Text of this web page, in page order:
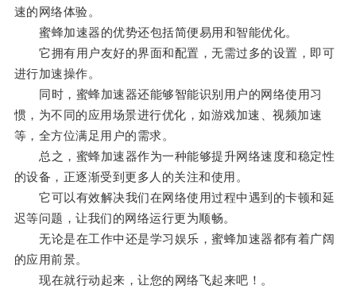
速的网络体验。
蜜蜂加速器的优势还包括简便易用和智能优化。
它拥有用户友好的界面和配置，无需过多的设置，即可
进行加速操作。
同时，蜜蜂加速器还能够智能识别用户的网络使用习
惯，为不同的应用场景进行优化，如游戏加速、视频加速
等，全方位满足用户的需求。
总之，蜜蜂加速器作为一种能够提升网络速度和稳定性
的设备，正逐渐受到更多人的关注和使用。
它可以有效解决我们在网络使用过程中遇到的卡顿和延
迟等问题，让我们的网络运行更为顺畅。
无论是在工作中还是学习娱乐，蜜蜂加速器都有着广阔
的应用前景。
现在就行动起来，让您的网络飞起来吧！。